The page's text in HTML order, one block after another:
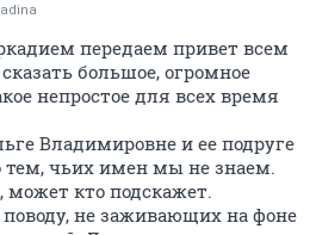
передаем привет всем
большое, огромное
непростое для всех время
Владимировне и ее подруге
тем, чьих имен мы не знаем.
может кто подскажет.
не заживающих на фоне